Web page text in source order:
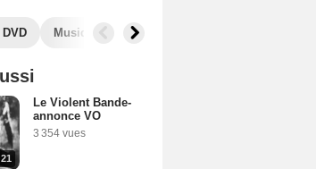
DVD Musique Secrets de tournage
Le Violent Bande-
annonce VO
3 354 vues